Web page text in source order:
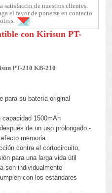
satisfaccin de nuestros clientes.
el favor de ponerse en contacto
con Kirisun PT-
PT-210 KB-210
para su batería original
1500mAh
de un uso prolongado -
memoria
contra el cortocircuito,
para una larga vida útil
son individualmente
con los estándares